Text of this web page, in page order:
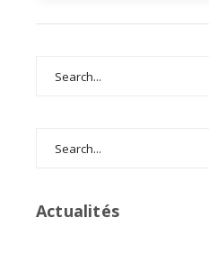
Actualités